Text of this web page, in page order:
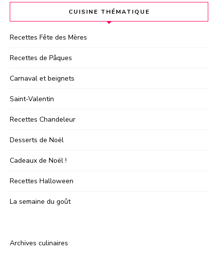
CUISINE THÉMATIQUE
Recettes Fête des Mères
Recettes de Pâques
Carnaval et beignets
Saint-Valentin
Recettes Chandeleur
Desserts de Noël
Cadeaux de Noël !
Recettes Halloween
La semaine du goût
Archives culinaires